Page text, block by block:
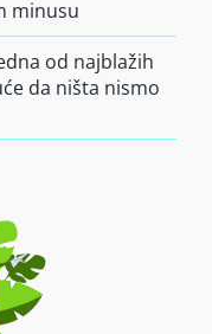
minusu
od najblažih
da ništa nismo